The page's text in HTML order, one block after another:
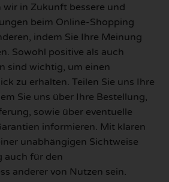
in Zukunft bessere und
beim Online-Shopping
indem Sie Ihre Meinung
Sowohl positive als auch
sind wichtig, um einen
zu erhalten. Teilen Sie uns Ihre
Sie uns über Ihre Bestellung,
sowie über eventuelle
informieren. Mit klaren
unabhängigen Sichtweise
auch für den
anderer von Nutzen sein.